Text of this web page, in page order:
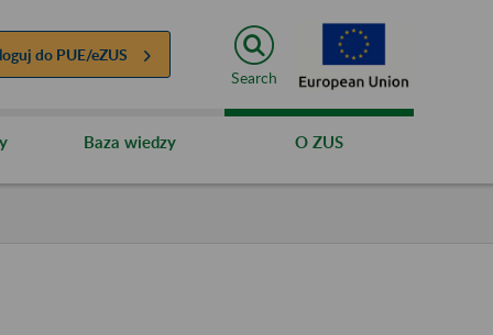
do PUE/eZUS
Search
Baza wiedzy O ZUS